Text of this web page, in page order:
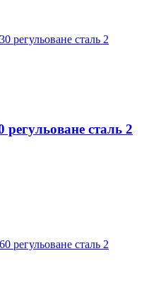
регульоване сталь 2